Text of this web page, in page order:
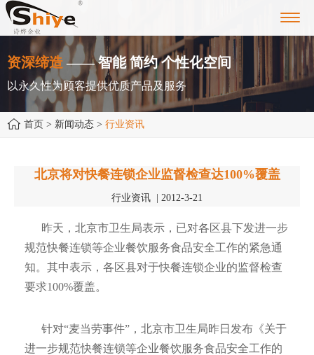
资深缔造 —— 智能 简约 个性化空间
以永久性为顾客提供优质产品及服务
首页 > 新闻动态 > 行业资讯
北京将对快餐连锁企业监督检查达100%覆盖
行业资讯 | 2012-3-21
昨天，北京市卫生局表示，已对各区县下发进一步
规范快餐连锁等企业餐饮服务食品安全工作的紧急通
知。其中表示，各区县对于快餐连锁企业的监督检查
要求100%覆盖。
针对“麦当劳事件”，北京市卫生局昨日发布《关于
进一步规范快餐连锁等企业餐饮服务食品安全工作的